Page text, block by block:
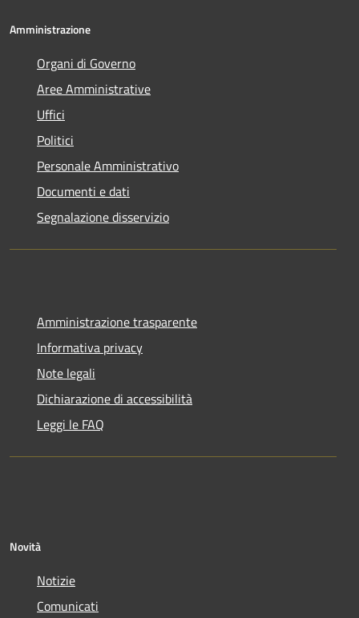
Amministrazione
Organi di Governo
Aree Amministrative
Uffici
Politici
Personale Amministrativo
Documenti e dati
Segnalazione disservizio
Amministrazione trasparente
Informativa privacy
Note legali
Dichiarazione di accessibilità
Leggi le FAQ
Novità
Notizie
Comunicati